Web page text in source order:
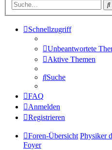
Schnellzugriff
Unbeantwortete
Aktive Themen
Suche
FAQ
Anmelden
Registrieren
Foren-Übersicht Physiker
Foyer